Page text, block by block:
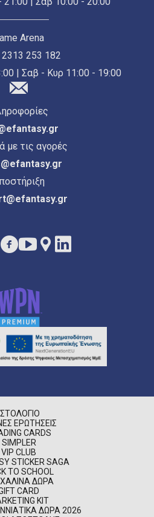
Arena
253 182
| Σαβ - Κυρ 11:00 - 19:00
με τις αγορές
ΙΣΤΟΛΌΓΙΟ
ΕΡΩΤΉΣΕΙΣ
CARDS
SIMPLER
VIP CLUB
STICKER SAGA
TO SCHOOL
ΔΏΡΑ
CARD
KIT
ΔΏΡΑ 2026